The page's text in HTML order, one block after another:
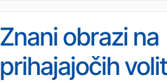
Znani obrazi na
prihajajočih